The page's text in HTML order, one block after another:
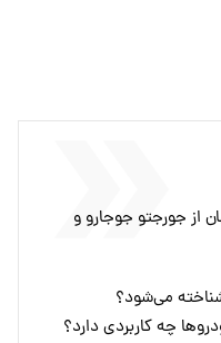
از جورجتو جوجارو و
چه کاربردی دارد؟